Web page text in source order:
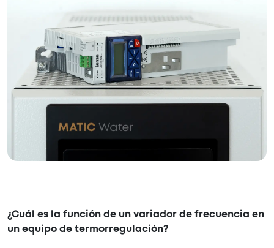
¿Cuál es la función de un variador de frecuencia en
un equipo de termorregulación?